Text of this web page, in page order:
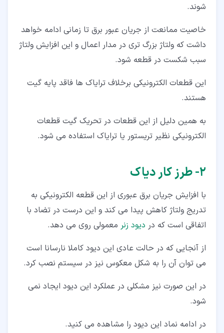
شوند.
خاصیت ممانعت از جریان عبور برق تا زمانی ادامه خواهد
داشت که ولتاژ بزرگ تری در مدار اعمال و این افزایش ولتاژ
سبب شکست در قطعه شود.
این قطعات الکترونیکی برخلاف ترایاک ها فاقد پایه گیت
هستند.
به همین دلیل از این قطعات در تحریک گیت قطعات
الکترونیکی نظیر تریستور یا ترایاک استفاده می شود.
۲‏- طرز کار دیاک
با افزایش جریان برق عبوری از این قطعه الکترونیکی به
تدریج ولتاژ کاهش پیدا می کند و این درست در تضاد با
اتفاقی است که در دیود زنر معمولی روی می دهد.
از آنجایی که در حالت عادی این دیود کاملا نارسانا است
می توان آن را به شکل معکوس نیز در سیستم نصب کرد.
در این صورت نیز مشکلی در عملکرد این دیود ایجاد نمی
شود.
در ادامه نماد این دیود را مشاهده می کنید.